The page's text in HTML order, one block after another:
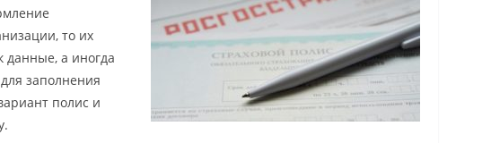
то их
данные, а иногда
заполнения
полис и